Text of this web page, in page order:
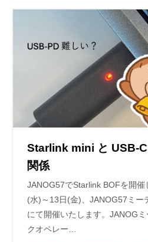
Starlink mini と USB-
関係
JANOG57でStarlink BOFを開催
(水)～13日(金)、JANOG57ミー
にて開催いたします。JANOG
クオペレー…